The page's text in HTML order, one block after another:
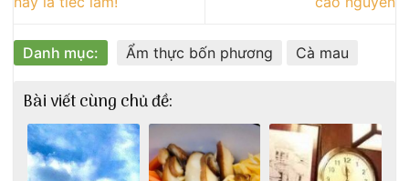
Danh mục: Ẩm thực bốn phương Cà mau
Bài viết cùng chủ đề: